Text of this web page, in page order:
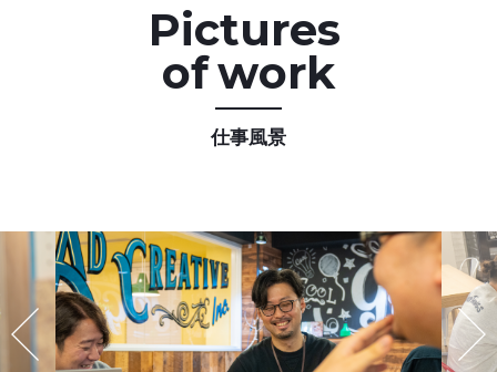
Pictures
ofwork
仕事風景